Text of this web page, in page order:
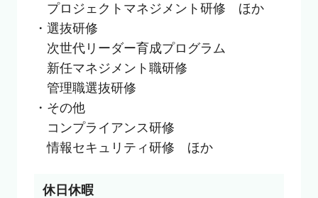
プロジェクトマネジメント研修　ほか
・選抜研修
次世代リーダー育成プログラム
新任マネジメント職研修
管理職選抜研修
・その他
コンプライアンス研修
情報セキュリティ研修　ほか
休日休暇